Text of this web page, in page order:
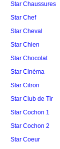
Star Chaussures
Star Chef
Star Cheval
Star Chien
Star Chocolat
Star Cinéma
Star Citron
Star Club de Tir
Star Cochon 1
Star Cochon 2
Star Coeur